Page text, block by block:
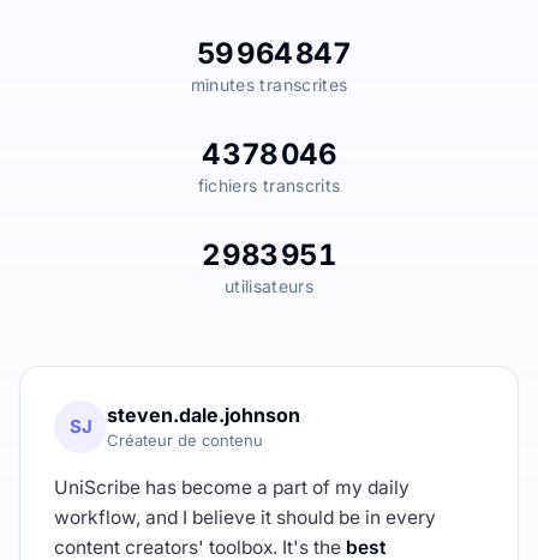
59 964 847
minutes transcrites
4 378 046
fichiers transcrits
2 983 951
utilisateurs
SJ steven.dale.johnson
Créateur de contenu
UniScribe has become a part of my daily
workflow, and I believe it should be in every
content creators' toolbox. It's the best